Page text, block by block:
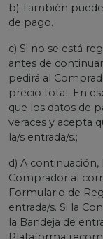
b) También
de pago.
c) Si no se está
antes de
pedirá al
precio total. En
que los datos de
veraces y acepta
la/s entrada/s.;
d) A
Comprador al
Formulario de
entrada/s. Si la
la Bandeja de